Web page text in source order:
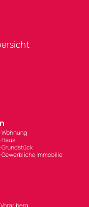
Wohnung
Haus
Grundstück
Gewerbliche Immobilie